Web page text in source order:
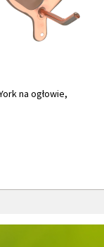
na ogłowie,